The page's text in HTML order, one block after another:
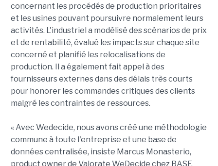
concernant les procédés de production prioritaires
et les usines pouvant poursuivre normalement leurs
activités. L'industriel a modélisé des scénarios de prix
et de rentabilité, évalué les impacts sur chaque site
concerné et planifié les relocalisations de
production. Il a également fait appel à des
fournisseurs externes dans des délais très courts
pour honorer les commandes critiques des clients
malgré les contraintes de ressources.
« Avec Wedecide, nous avons créé une méthodologie
commune à toute l'entreprise et une base de
données centralisée, insiste Marcus Monasterio,
product owner de Valorate WeDecide chez BASF.